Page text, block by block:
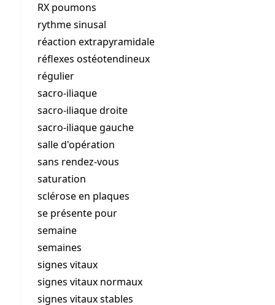
RX poumons
rythme sinusal
réaction extrapyramidale
réflexes ostéotendineux
régulier
sacro-iliaque
sacro-iliaque droite
sacro-iliaque gauche
salle d'opération
sans rendez-vous
saturation
sclérose en plaques
se présente pour
semaine
semaines
signes vitaux
signes vitaux normaux
signes vitaux stables